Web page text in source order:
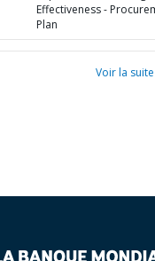
Effectiveness -
Plan
Voir la suite